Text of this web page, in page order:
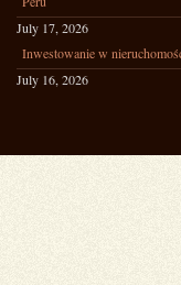
July 17, 2026
Inwestowanie w
July 16, 2026